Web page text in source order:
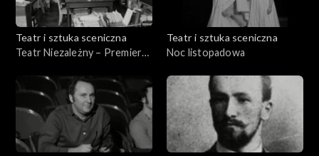
Teatr i sztuka sceniczna
Teatr Niezależny – Premiera
Teatr i sztuka sceniczna
Noc listopadowa